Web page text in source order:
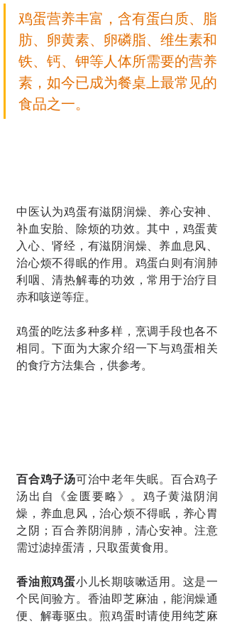
鸡蛋营养丰富，含有蛋白质、脂
肪、卵黄素、卵磷脂、维生素和
铁、钙、钾等人体所需要的营养
素，如今已成为餐桌上最常见的
食品之一。
中医认为鸡蛋有滋阴润燥、养心安神、
补血安胎、除烦的功效。其中，鸡蛋黄
入心、肾经，有滋阴润燥、养血息风、
治心烦不得眠的作用。鸡蛋白则有润肺
利咽、清热解毒的功效，常用于治疗目
赤和咳逆等症。
鸡蛋的吃法多种多样，烹调手段也各不
相同。下面为大家介绍一下与鸡蛋相关
的食疗方法集合，供参考。
百合鸡子汤可治中老年失眠。百合鸡子
汤出自《金匮要略》。鸡子黄滋阴润
燥，养血息风，治心烦不得眠，养心胃
之阴；百合养阴润肺，清心安神。注意
需过滤掉蛋清，只取蛋黄食用。
香油煎鸡蛋小儿长期咳嗽适用。这是一
个民间验方。香油即芝麻油，能润燥通
便、解毒驱虫。煎鸡蛋时请使用纯芝麻